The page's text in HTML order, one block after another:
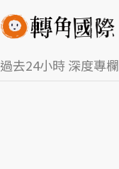
過去24小時深度專欄